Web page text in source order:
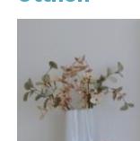
funkciókat is
Connect, a
Pair és az USB